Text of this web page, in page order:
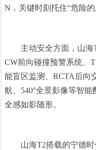
N，关键时刻托住“危险的
主动安全方面，山
CW前向碰撞预警系统、
能盲区监测、RCTA后向
航、540°全景影像等智
全感如影随形。
山海T2搭载的宁德